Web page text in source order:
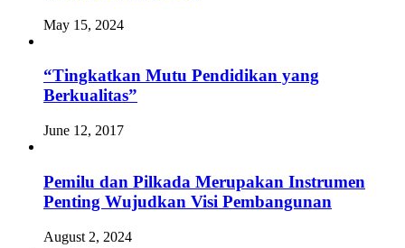
May 15, 2024
“Tingkatkan Mutu Pendidikan yang
Berkualitas”
June 12, 2017
Pemilu dan Pilkada Merupakan Instrumen
Penting Wujudkan Visi Pembangunan
August 2, 2024